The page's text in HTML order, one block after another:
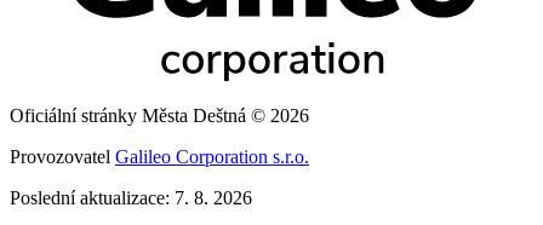
Oficiální stránky Města Deštná © 2026
Provozovatel Galileo Corporation s.r.o.
Poslední aktualizace: 7. 8. 2026